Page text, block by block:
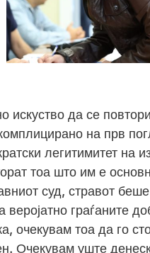
да се
на прв
легитимитет на
тоа што им е
суд, стравот
граѓаните
очекувам тоа да го
Очекувам уште